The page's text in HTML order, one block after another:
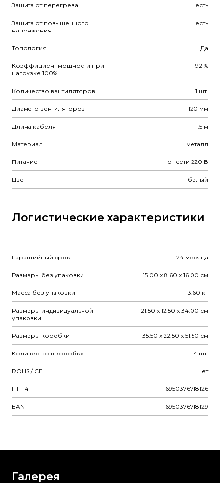
Защита от перегрева есть
Защита от повышенного
напряжения
есть
Топология Да
Коэффициент мощности при
нагрузке 100%
92 %
Количество вентиляторов 1 шт.
Диаметр вентиляторов 120 мм
Длина кабеля 1.5 м
Материал металл
Питание от сети 220 В
Цвет белый
Логистические характеристики
Гарантийный срок 24 месяца
Размеры без упаковки 15.00 x 8.60 x 16.00 см
Масса без упаковки 3.60 кг
Размеры индивидуальной
упаковки
21.50 x 12.50 x 34.00 см
Размеры коробки 35.50 x 22.50 x 51.50 см
Количество в коробке 4 шт.
ROHS / CE Нет
ITF-14 16950376718126
EAN 6950376718129
Галерея